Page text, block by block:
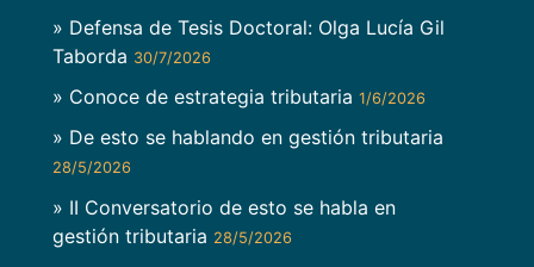
» Defensa de Tesis Doctoral: Olga Lucía Gil
Taborda 30/7/2026
» Conoce de estrategia tributaria 1/6/2026
» De esto se hablando en gestión tributaria
28/5/2026
» II Conversatorio de esto se habla en
gestión tributaria 28/5/2026